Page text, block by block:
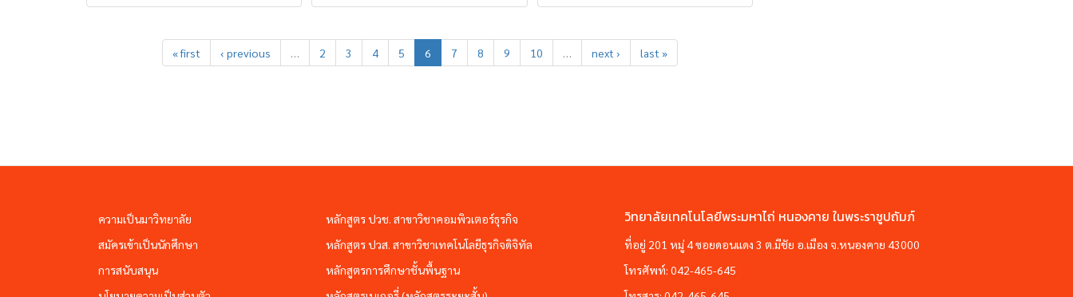
« first ‹ previous … 2 3 4 5 6 7 8 9 10 … next › last »
ความเป็นมาวิทยาลัย
สมัครเข้าเป็นนักศึกษา
การสนับสนุน
หลักสูตร ปวช. สาขาวิชาคอมพิวเตอร์ธุรกิจ
หลักสูตร ปวส. สาขาวิชาเทคโนโลยีธุรกิจดิจิทัล
หลักสูตรการศึกษาชั้นพื้นฐาน
วิทยาลัยเทคโนโลยีพระมหาไถ่ หนองคาย ในพระราชูปถัมภ์
ที่อยู่ 201 หมู่ 4 ซอยดอนแดง 3 ต.มีชัย อ.เมือง จ.หนองคาย 43000
โทรศัพท์: 042-465-645